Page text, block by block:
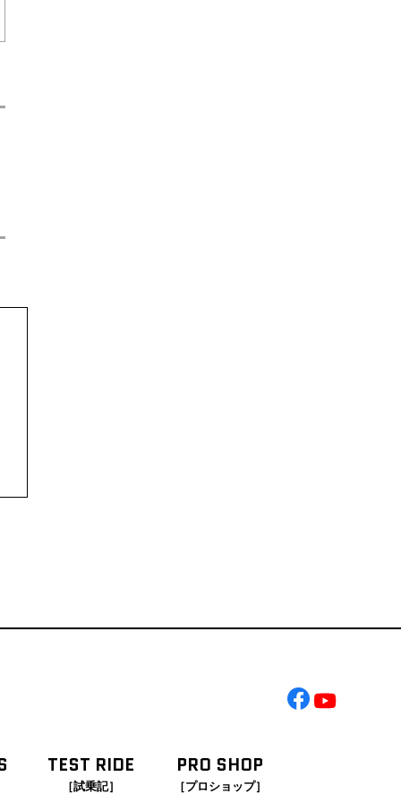
TEST RIDE
［試乗記］
PRO SHOP
［プロショップ］